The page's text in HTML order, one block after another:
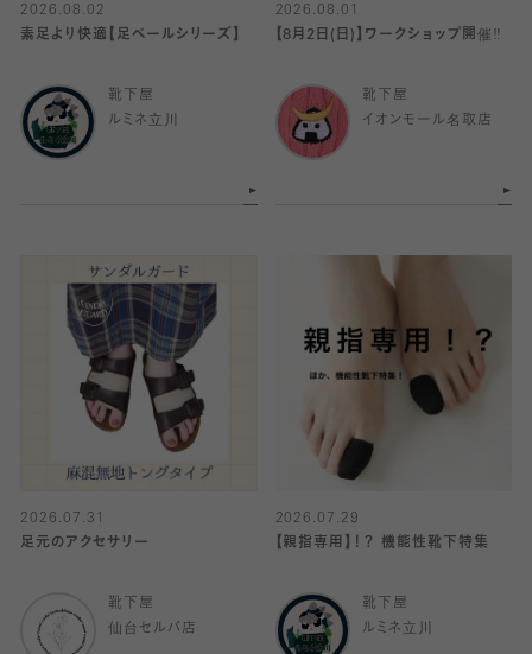
2026.08.02
素足より快適【足ベールシリーズ】
靴下屋
ルミネ立川
2026.08.01
【8月2日(日)】ワークショップ開催‼️
靴下屋
イオンモール名取店
2026.07.31
足元のアクセサリー
靴下屋
仙台セルバ店
2026.07.29
【親指専用】！？ 機能性靴下特集
靴下屋
ルミネ立川